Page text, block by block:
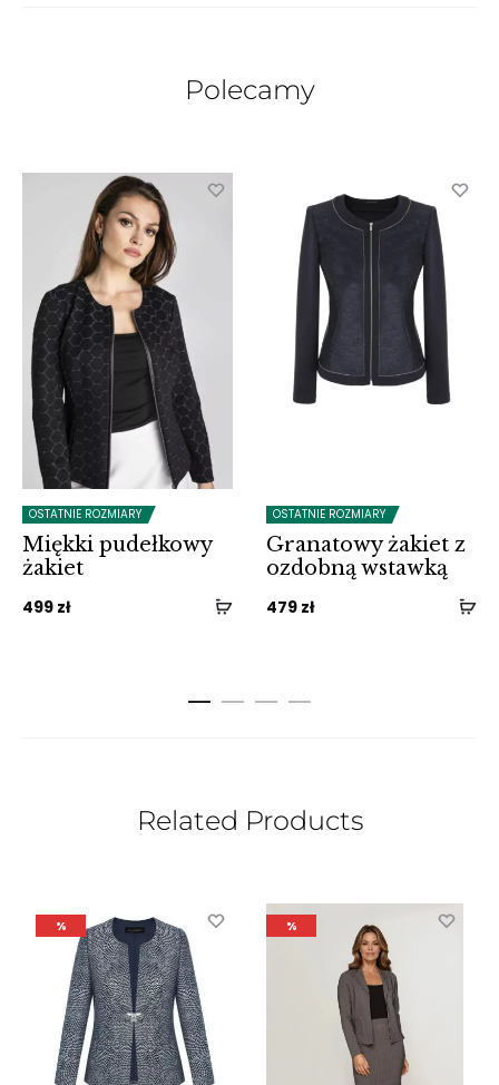
Polecamy
OSTATNIE ROZMIARY
Miękki pudełkowy
żakiet
499 zł
OSTATNIE ROZMIARY
Granatowy żakiet z
ozdobną wstawką
479 zł
Related Products
% %